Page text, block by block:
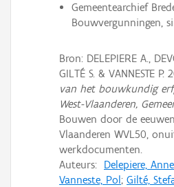
Gemeentearchief
Bouwvergunningen,
Bron: DELEPIERE A.,
GILTÉ S. & VANNESTE P.
van het bouwkundig
West-Vlaanderen,
Bouwen door de
Vlaanderen WVL50,
werkdocumenten.
Auteurs: Delepiere,
Vanneste, Pol; Gilté,